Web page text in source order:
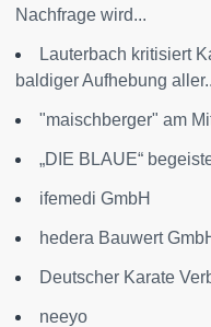
Nachfrage wird...
Lauterbach kritisiert
baldiger Aufhebung
"maischberger" am
„DIE BLAUE“
ifemedi GmbH
hedera Bauwert
Deutscher Karate
neeyo